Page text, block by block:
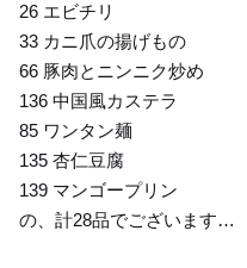
26 エビチリ
33 カニ爪の揚げもの
66 豚肉とニンニク炒め
136 中国風カステラ
85 ワンタン麺
135 杏仁豆腐
139 マンゴープリン
の、計28品でございます…